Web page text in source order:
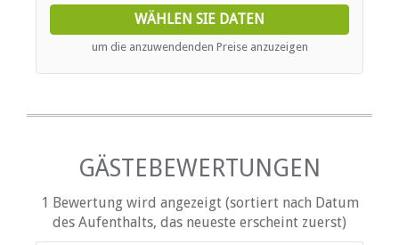
plan living area with a TV, fireplace, dining table and well
equipped kitchenette with a fridge, microwave, two plate
stove, toaster, crockery and cutlery. There is a patio area
WÄHLEN SIE DATEN
um die anzuwendenden Preise anzuzeigen
GÄSTEBEWERTUNGEN
1 Bewertung wird angezeigt (sortiert nach Datum
des Aufenthalts, das neueste erscheint zuerst)